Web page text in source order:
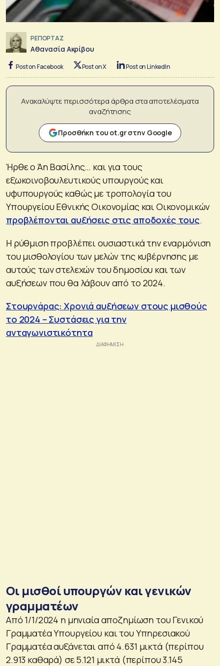
ΡΕΠΟΡΤΑΖ
Αθανασία Ακρίβου
Post on Facebook Post on X Post on LinkedIn
Ανακαλύψτε περισσότερα άρθρα στα αποτελέσματα
αναζήτησης
Προσθήκη του ot.gr στην Google
Ήρθε ο Άη Βασίλης… και για τους
εξωκοινοβουλευτικούς υπουργούς και
υφυπουργούς καθώς με τροπολογία του
Υπουργείου Εθνικής Οικονομίας και Οικονομικών
προβλέπονται αυξήσεις στις αποδοχές τους.
Η ρύθμιση προβλέπει ουσιαστικά την εναρμόνιση
του μισθολογίου των μελών της κυβέρνησης με
αυτούς των στελεχών του δημοσίου και των
αυξήσεων που θα λάβουν από το 2024.
Στουρνάρας: Χρονιά αυξήσεων στους μισθούς
το 2024 – Συστάσεις για την
ανταγωνιστικότητα
Οι μισθοί υπουργών και γενικών
γραμματέων
Από 1/1/2024 η μηνιαία αποζημίωση του Γενικού
Γραμματέα Υπουργείου και του Υπηρεσιακού
Γραμματέα αυξάνεται από 4.631 μικτά (περίπου
2.913 καθαρά) σε 5.121 μικτά (περίπου 3.145